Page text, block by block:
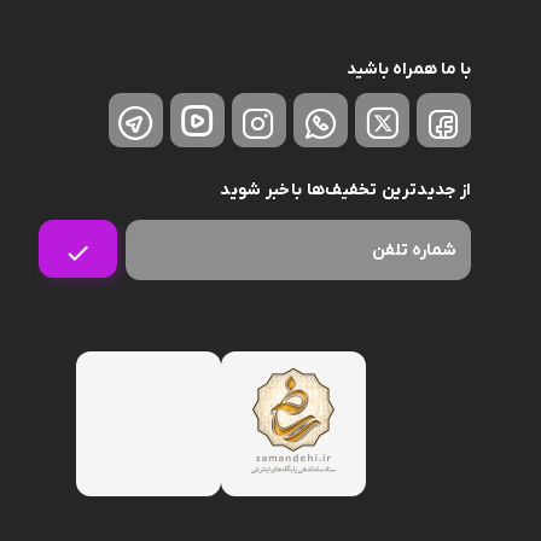
با ما همراه باشید
از جدیدترین تخفیف‌ها باخبر شوید